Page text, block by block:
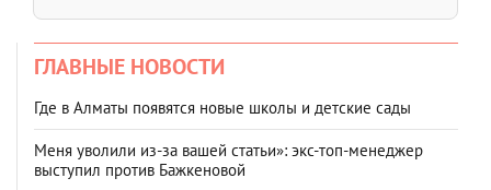
ГЛАВНЫЕ НОВОСТИ
Где в Алматы появятся новые школы и детские сады
Меня уволили из-за вашей статьи»: экс-топ-менеджер
выступил против Бажкеновой